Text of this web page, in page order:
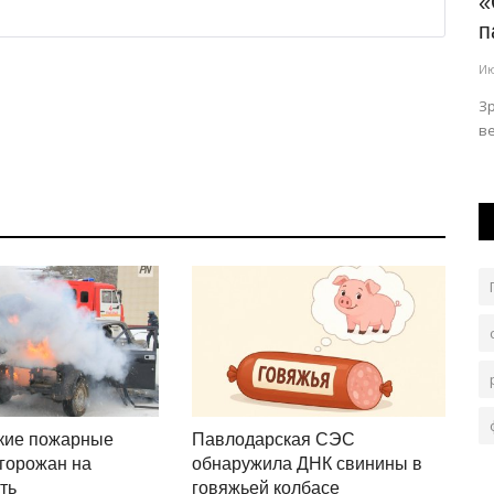
пожарные
на
Павлодарская СЭС
обнаружила ДНК свинины в
говяжьей колбасе
отключат воду